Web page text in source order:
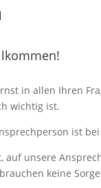
in allen Ihren
wichtig ist.
ist
auf unsere
keine